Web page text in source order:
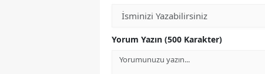
Yorum Yazın (500 Karakter)